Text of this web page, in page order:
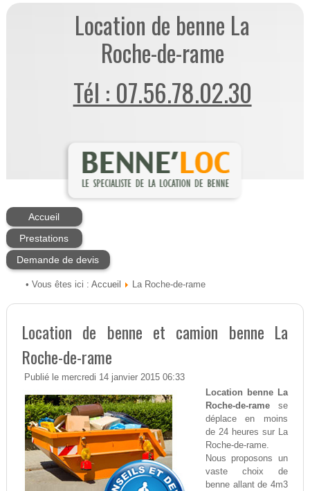
Location de benne La
Roche-de-rame
Tél : 07.56.78.02.30
Accueil
Prestations
Demande de devis
• Vous êtes ici : Accueil La Roche-de-rame
Location de benne et camion benne La
Roche-de-rame
Publié le mercredi 14 janvier 2015 06:33
Location benne La
Roche-de-ramese
déplace en moins
de 24 heures sur La
Roche-de-rame.
Nous proposons un
vaste choix de
benne allant de 4m3